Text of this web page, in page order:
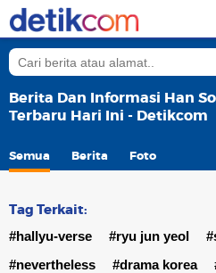
Berita Dan Informasi Han
Terbaru Hari Ini - Detikcom
Semua Berita Foto
Tag Terkait:
#hallyu-verse #ryu jun yeol
#nevertheless
#drama korea